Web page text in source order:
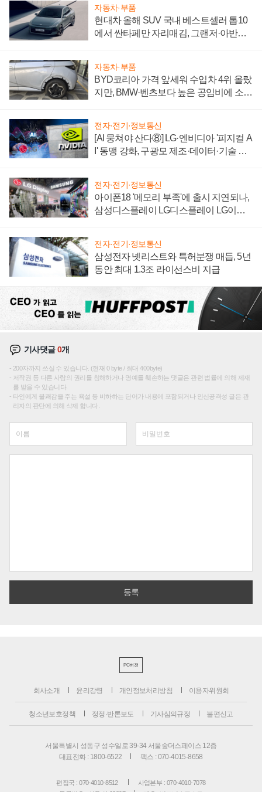
자동차·부품
현대차 올해 SUV 국내 베스트셀러 톱10
에서 싼타페만 자리매김, 그랜저·아반떼
자동차·부품
BYD코리아 가격 앞세워 수입차 4위 올랐
지만, BMW·벤츠보다 높은 공임비에 소비
전자·전기·정보통신
[AI 뭉쳐야 산다⑧] LG·엔비디아 '피지컬 A
I' 동맹 강화, 구광모 제조·데이터·기술 결
전자·전기·정보통신
아이폰18 '메모리 부족'에 출시 지연되나,
삼성디스플레이 LG디스플레이 LG이노
전자·전기·정보통신
삼성전자 넷리스트와 특허분쟁 매듭, 5년
동안 최대 1.3조 라이선스비 지급
기사댓글0개
200자까지 쓰실 수 있습니다. (현재 0 byte / 최대 400byte)
저작권 등 다른 사람의 권리를 침해하거나 명예를 훼손하는 댓글은 관련 법률에 의해 제재
를 받을 수 있습니다.
타인에게 불쾌감을 주는 욕설 등 비하하는 단어가 내용에 포함되거나 인신공격성 글은 관
리자의 판단에 의해 삭제 합니다.
PC버전
회사소개 윤리강령 개인정보처리방침 이용자위원회
청소년보호정책 정정·반론보도 기사심의규정 불편신고
서울특별시 성동구 성수일로 39-34 서울숲더스페이스 12층
대표전화 : 1800-6522
팩스 : 070-4015-8658
편집국 : 070-4010-8512
사업본부 : 070-4010-7078